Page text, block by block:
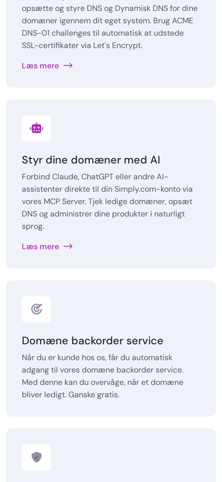
opsætte og styre DNS og Dynamisk DNS for dine
domæner igennem dit eget system. Brug ACME
DNS-01 challenges til automatisk at udstede
SSL-certifikater via Let's Encrypt.
Læs mere
Styr dine domæner med AI
Forbind Claude, ChatGPT eller andre AI-
assistenter direkte til din Simply.com-konto via
vores MCP Server. Tjek ledige domæner, opsæt
DNS og administrer dine produkter i naturligt
sprog.
Læs mere
Domæne backorder service
Når du er kunde hos os, får du automatisk
adgang til vores domæne backorder service.
Med denne kan du overvåge, når et domæne
bliver ledigt. Ganske gratis.